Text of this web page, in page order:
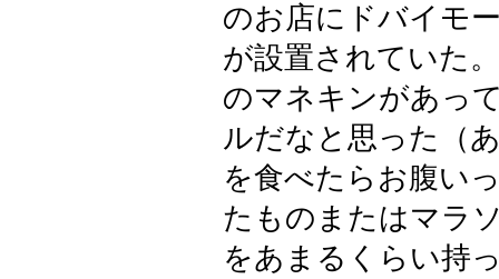
のお店にドバイモ
が設置されていた
のマネキンがあっ
ルだなと思った（
を食べたらお腹い
たものまたはマラ
をあまるくらい持